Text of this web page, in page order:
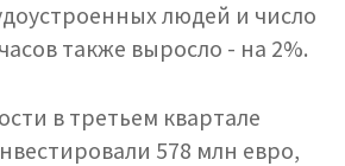
людей и число
также выросло - на 2%.
в третьем квартале
578 млн евро,